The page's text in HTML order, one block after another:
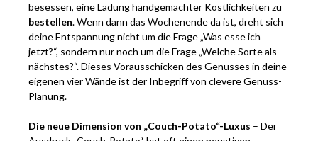
besessen, eine Ladung handgemachter Köstlichkeiten zu
bestellen. Wenn dann das Wochenende da ist, dreht sich
deine Entspannung nicht um die Frage „Was esse ich
jetzt?“, sondern nur noch um die Frage „Welche Sorte als
nächstes?“. Dieses Vorausschicken des Genusses in deine
eigenen vier Wände ist der Inbegriff von clevere Genuss-
Planung.
Die neue Dimension von „Couch-Potato“-Luxus – Der